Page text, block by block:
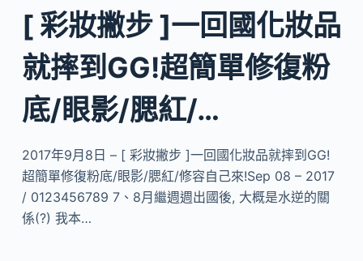
[ 彩妝撇步 ]一回國化妝品
就摔到GG!超簡單修復粉
底/眼影/腮紅/…
2017年9月8日 – [ 彩妝撇步 ]一回國化妝品就摔到GG!
超簡單修復粉底/眼影/腮紅/修容自己來!Sep 08 – 2017
/ 0123456789 7、8月繼週週出國後, 大概是水逆的關
係(?) 我本…